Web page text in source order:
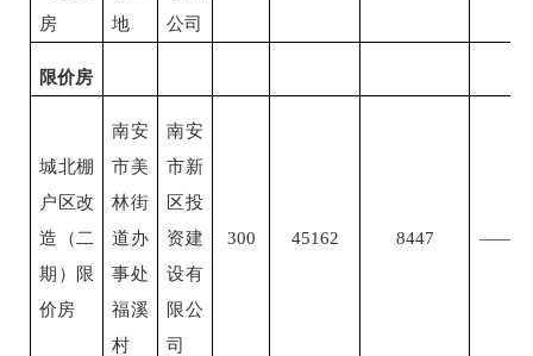
房
地
公司
限价房
城北棚
户区改
造（二
期）限
价房
南安
市美
林街
道办
事处
福溪
村
南安
市新
区投
资建
设有
限公
司
300 45162 8447 ——